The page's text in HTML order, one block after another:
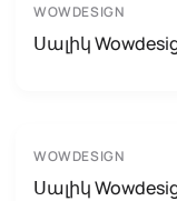
WOWDESIGN
Սալիկ
WOWDESIGN
Սալիկ